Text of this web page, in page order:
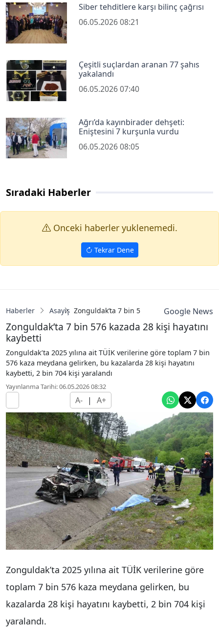
Siber tehditlere karşı bilinç çağrısı
06.05.2026 08:21
Çeşitli suçlardan aranan 77 şahıs
yakalandı
06.05.2026 07:40
Ağrı’da kayınbirader dehşeti:
Eniştesini 7 kurşunla vurdu
06.05.2026 08:05
Sıradaki Haberler
Onceki haberler yuklenemedi.
Tekrar Dene
Haberler Asayiş Zonguldak’ta 7 bin 576 kazada 28 kişi
Google News
Zonguldak’ta 7 bin 576 kazada 28 kişi hayatını
kaybetti
Zonguldak’ta 2025 yılına ait TÜİK verilerine göre toplam 7 bin
576 kaza meydana gelirken, bu kazalarda 28 kişi hayatını
kaybetti, 2 bin 704 kişi yaralandı
Yayınlanma Tarihi: 06.05.2026 08:32
A- | A+
Zonguldak’ta 2025 yılına ait TÜİK verilerine göre
toplam 7 bin 576 kaza meydana gelirken, bu
kazalarda 28 kişi hayatını kaybetti, 2 bin 704 kişi
yaralandı.